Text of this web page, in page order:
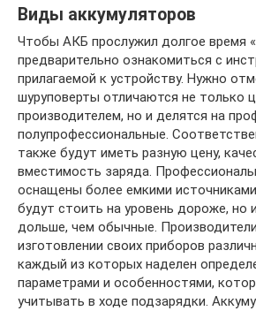
Виды аккумуляторов
Чтобы АКБ прослужил долгое время
предварительно ознакомиться с
прилагаемой к устройству. Нужно
шуруповерты отличаются не только
производителем, но и делятся на
полупрофессиональные.
также будут иметь разную цену,
вместимость заряда.
оснащены более емкими
будут стоить на уровень дороже, но
дольше, чем обычные.
изготовлении своих приборов
каждый из которых наделен
параметрами и особенностями,
учитывать в ходе подзарядки.